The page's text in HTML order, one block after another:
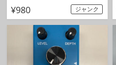
¥980 ジャンク